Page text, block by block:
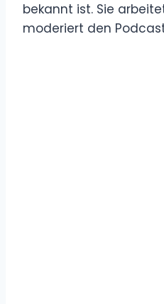
bekannt ist. Sie
moderiert den Podcast